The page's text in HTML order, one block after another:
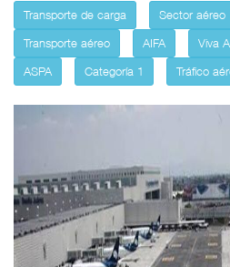
Transporte de carga Sector aéreo
Transporte aéreo
AIFA Viva
ASPA
Categoría 1 Tráfico